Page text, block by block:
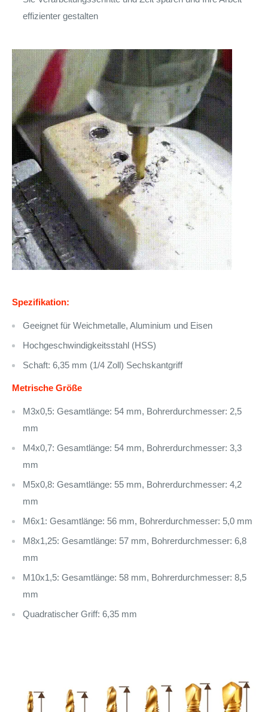
effizienter gestalten
Spezifikation:
Geeignet für Weichmetalle, Aluminium und Eisen
Hochgeschwindigkeitsstahl (HSS)
Schaft: 6,35 mm (1/4 Zoll) Sechskantgriff
Metrische Größe
M3x0,5: Gesamtlänge: 54 mm, Bohrerdurchmesser: 2,5
mm
M4x0,7: Gesamtlänge: 54 mm, Bohrerdurchmesser: 3,3
mm
M5x0,8: Gesamtlänge: 55 mm, Bohrerdurchmesser: 4,2
mm
M6x1: Gesamtlänge: 56 mm, Bohrerdurchmesser: 5,0 mm
M8x1,25: Gesamtlänge: 57 mm, Bohrerdurchmesser: 6,8
mm
M10x1,5: Gesamtlänge: 58 mm, Bohrerdurchmesser: 8,5
mm
Quadratischer Griff: 6,35 mm